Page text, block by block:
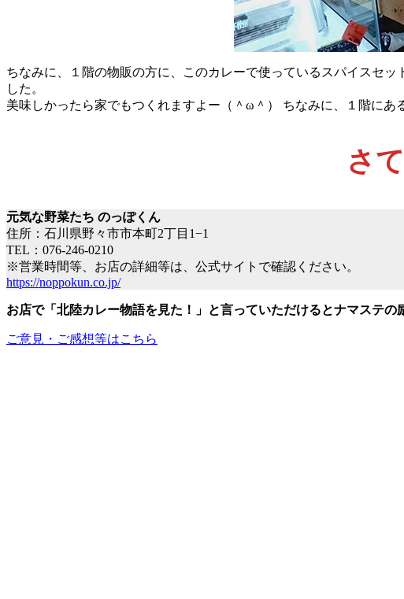
ちなみに、１階の物販の方に、このカレーで使っているスパイスセ
した。
美味しかったら家でもつくれますよー（＾ω＾） ちなみに、１階に
さ
元気な野菜たち のっぽくん
住所：石川県野々市市本町2丁目1−1
TEL：076-246-0210
※営業時間等、お店の詳細等は、公式サイトで確認ください。
https://noppokun.co.jp/
お店で「北陸カレー物語を見た！ 」 と言っていただけるとナマステの
ご意見・ご感想等はこちら